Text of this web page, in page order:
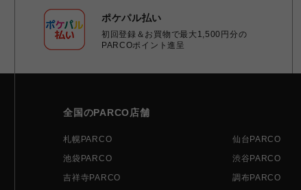
ポケパル払い
初回登録＆お買物で最大1,500円分の
PARCOポイント進呈
全国のPARCO店舗
札幌PARCO 仙台PARCO
池袋PARCO
渋谷PARCO
吉祥寺PARCO
調布PARCO